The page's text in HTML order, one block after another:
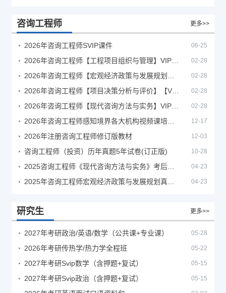
咨询工程师 更多>>
2026年咨询工程师SVIP课件 06-25
02-28
02-28
02-28
02-28
12-17
2026年注册咨询工程师修订版教材 12-03
咨询工程师（投资）历年真题5年试卷(订正版) 10-28
04-23
04-23
研究生 更多>>
2027年考研政治/英语/数学（公共课+专业课） 05-28
2026年考研传热学/热力学全程班 05-22
2027年考研Svip数学（含押题+复试） 05-15
2027年考研Svip政治（含押题+复试） 05-15